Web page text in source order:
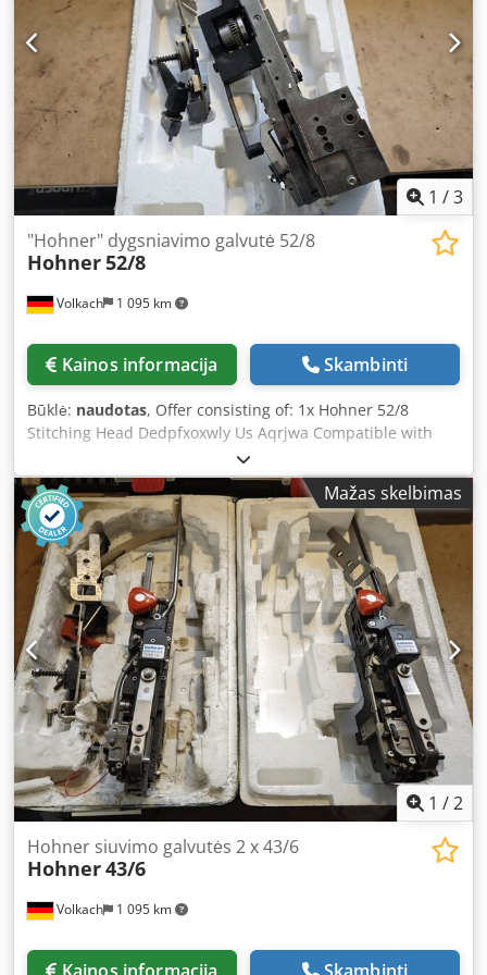
1 /3
Volkach 1 095 km
"Hohner" dygsniavimo galvutė 52/8
Hohner52/8
Kainos informacija Skambinti
Būklė: naudotas, Offer consisting of: 1x Hohner 52/8
Stitching Head Dedpfxoxwly Us Aqrjwa Compatible with
any booklet maker / saddle stitcher - Weight: 8.7 kg Upon
request, we can organize the following for you: Packaging,
loading, transport (by sea or air), including customs
clearance Obtaining a leasing offer
Mažas skelbimas
1 /2
Volkach 1 095 km
Hohner siuvimo galvutės 2 x 43/6
Hohner43/6